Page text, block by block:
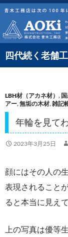
コ
テ
ン
ツ
ス
キ
プ
四代続く老舗
検
索
LBH材（アカネ材） ,
アー,無垢の木材,雑記
年輪を見て
2023年3月25日
顔にはその人の
表現されること
ると本当に見え
上の写真は優等